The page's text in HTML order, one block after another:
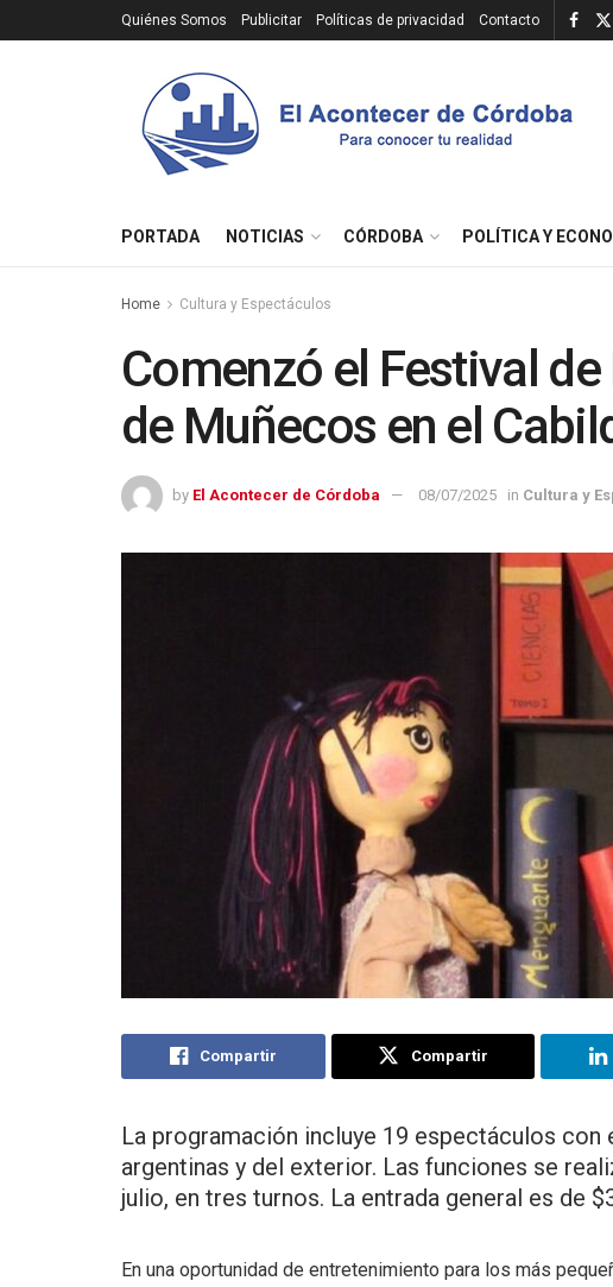
Quiénes Somos Publicitar Políticas de privacidad Contacto
PORTADA NOTICIAS CÓRDOBA POLÍTICA Y
Home Cultura y Espectáculos
Comenzó el Festival
de Muñecos en el
by El Acontecer de Córdoba 08/07/2025 in Cultura y
Compartir Compartir
La programación incluye 19 espectáculos
argentinas y del exterior. Las funciones se
julio, en tres turnos. La entrada general es de
En una oportunidad de entretenimiento para los más